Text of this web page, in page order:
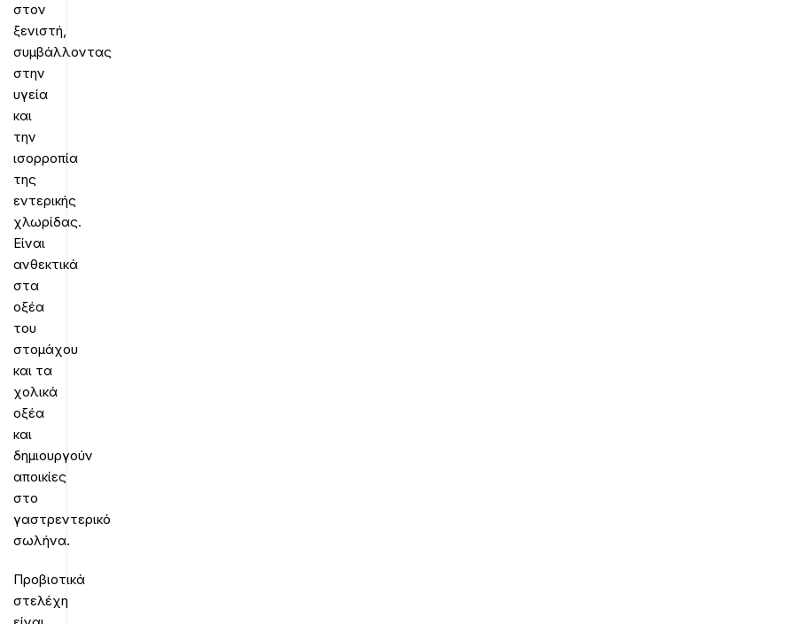
στον
ξενιστή,
συμβάλλοντας
στην
υγεία
και
την
ισορροπία
της
εντερικής
χλωρίδας.
Είναι
ανθεκτικά
στα
οξέα
του
στομάχου
και τα
χολικά
οξέα
και
δημιουργούν
αποικίες
στο
γαστρεντερικό
σωλήνα.
Προβιοτικά
στελέχη